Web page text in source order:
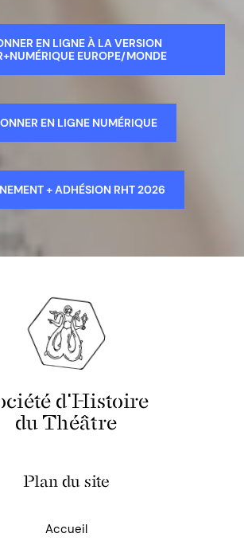
EN LIGNE À LA VERSION
EUROPE/MONDE
EN LIGNE NUMÉRIQUE
+ ADHÉSION RHT 2026
d'Histoire
du Théâtre
Plan du site
Accueil